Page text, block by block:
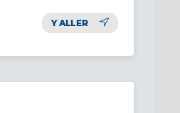
Y ALLER